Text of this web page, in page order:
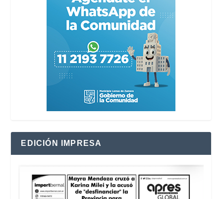
EDICIÓN IMPRESA